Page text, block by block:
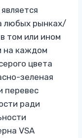
любых рынках/
том или ином
на каждом
цвета
зеленая
перевес
ради
VSA